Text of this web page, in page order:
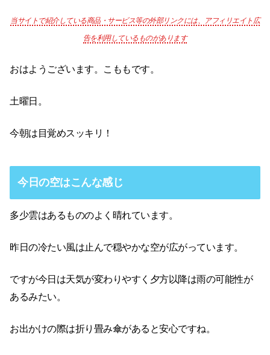
当サイトで紹介している商品・サービス等の外部リンクには、アフィリエイト広
告を利用しているものがあります
おはようございます。こももです。
土曜日。
今朝は目覚めスッキリ！
今日の空はこんな感じ
多少雲はあるもののよく晴れています。
昨日の冷たい風は止んで穏やかな空が広がっています。
ですが今日は天気が変わりやすく夕方以降は雨の可能性が
あるみたい。
お出かけの際は折り畳み傘があると安心ですね。